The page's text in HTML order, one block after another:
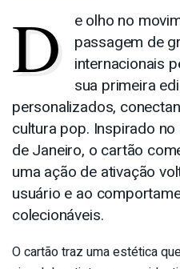
D
e olho no
passagem de
internacionais
sua primeira
personalizados,
cultura pop. Inspirado
de Janeiro, o cartão
uma ação de ativação
usuário e ao
colecionáveis.
O cartão traz uma estética